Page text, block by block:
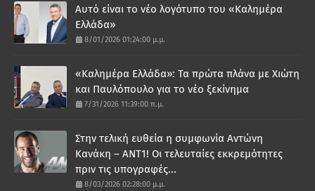
Αυτό είναι το νέο λογότυπο του «Καλημέρα
Ελλάδα»
8/01/2026 01:24:00 μ.μ.
«Καλημέρα Ελλάδα»: Τα πρώτα πλάνα με Χιώτη
και Παυλόπουλο για το νέο ξεκίνημα
7/31/2026 11:39:00 π.μ.
Στην τελική ευθεία η συμφωνία Αντώνη
Κανάκη – ΑΝΤ1! Οι τελευταίες εκκρεμότητες
πριν τις υπογραφές...
8/03/2026 02:28:00 μ.μ.